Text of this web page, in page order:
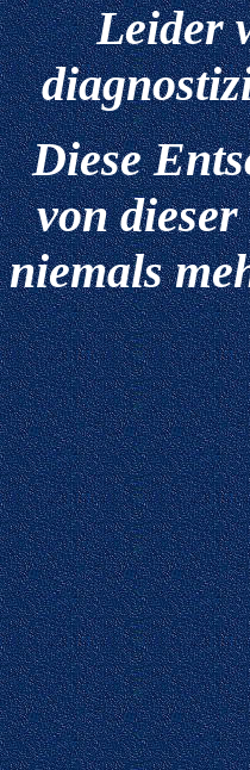
Leider
Diese
von
niemals